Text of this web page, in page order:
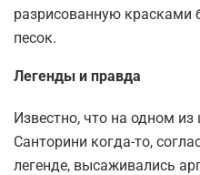
разрисованную красками
песок.
Легенды и правда
Известно, что на одном
Санторини когда-то,
легенде, высаживались